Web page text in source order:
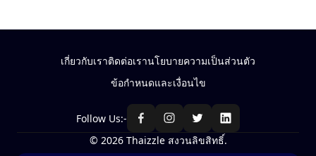
เกี่ยวกับเราติดต่อเรานโยบายความเป็นส่วนตัว
ข้อกำหนดและเงื่อนไข
Follow Us:-
© 2026 Thaizzle สงวนลิขสิทธิ์.